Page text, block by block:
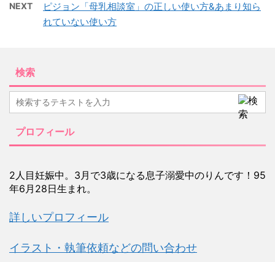
NEXT
ピジョン「母乳相談室」の正しい使い方&あまり知ら
れていない使い方
検索
プロフィール
2人目妊娠中。3月で3歳になる息子溺愛中のりんです！95
年6月28日生まれ。
詳しいプロフィール
イラスト・執筆依頼などの問い合わせ